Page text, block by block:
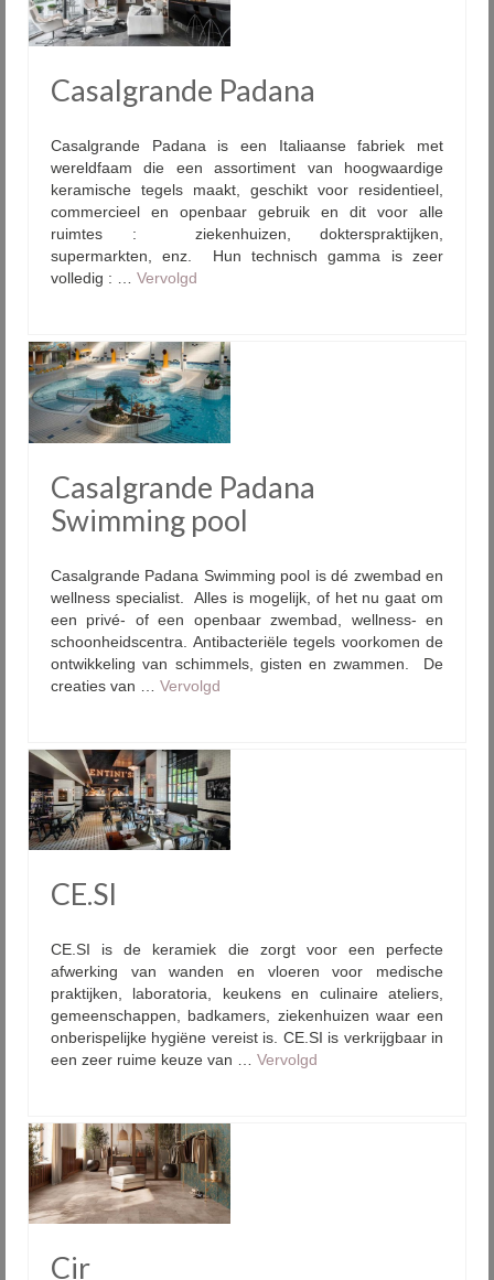
Casalgrande Padana
Casalgrande Padana is een Italiaanse fabriek met
wereldfaam die een assortiment van hoogwaardige
keramische tegels maakt, geschikt voor residentieel,
commercieel en openbaar gebruik en dit voor alle
ruimtes : ziekenhuizen, dokterspraktijken,
supermarkten, enz. Hun technisch gamma is zeer
volledig : … Vervolgd
Casalgrande Padana
Swimming pool
Casalgrande Padana Swimming pool is dé zwembad en
wellness specialist. Alles is mogelijk, of het nu gaat om
een privé- of een openbaar zwembad, wellness- en
schoonheidscentra. Antibacteriële tegels voorkomen de
ontwikkeling van schimmels, gisten en zwammen. De
creaties van … Vervolgd
CE.SI
CE.SI is de keramiek die zorgt voor een perfecte
afwerking van wanden en vloeren voor medische
praktijken, laboratoria, keukens en culinaire ateliers,
gemeenschappen, badkamers, ziekenhuizen waar een
onberispelijke hygiëne vereist is. CE.SI is verkrijgbaar in
een zeer ruime keuze van … Vervolgd
Cir